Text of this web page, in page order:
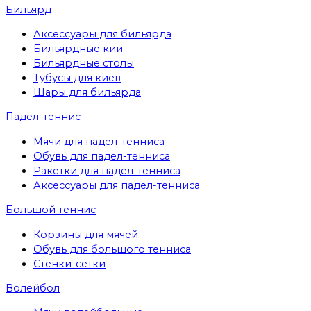
Бильярд
Аксессуары для бильярда
Бильярдные кии
Бильярдные столы
Тубусы для киев
Шары для бильярда
Падел-теннис
Мячи для падел-тенниса
Обувь для падел-тенниса
Ракетки для падел-тенниса
Аксессуары для падел-тенниса
Большой теннис
Корзины для мячей
Обувь для большого тенниса
Стенки-сетки
Волейбол